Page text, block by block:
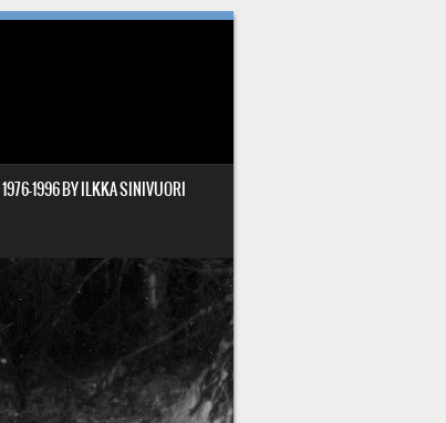
1996 BY ILKKA SINIVUORI